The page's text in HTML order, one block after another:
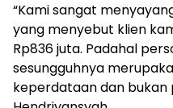
“Kami sangat
yang menyebut klien
Rp836 juta. Padahal
sesungguhnya
keperdataan dan bukan